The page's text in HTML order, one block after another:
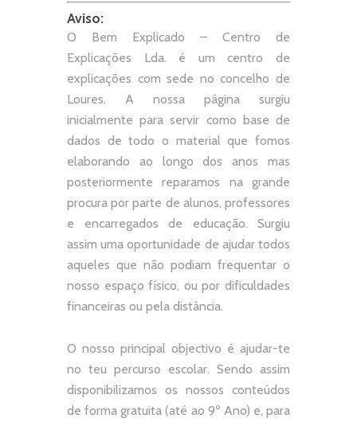
Aviso:
O Bem Explicado – Centro de
Explicações Lda. é um centro de
explicações com sede no concelho de
Loures. A nossa página surgiu
inicialmente para servir como base de
dados de todo o material que fomos
elaborando ao longo dos anos mas
posteriormente reparamos na grande
procura por parte de alunos, professores
e encarregados de educação. Surgiu
assim uma oportunidade de ajudar todos
aqueles que não podiam frequentar o
nosso espaço físico, ou por dificuldades
financeiras ou pela distância.
O nosso principal objectivo é ajudar-te
no teu percurso escolar. Sendo assim
disponibilizamos os nossos conteúdos
de forma gratuita (até ao 9º Ano) e, para